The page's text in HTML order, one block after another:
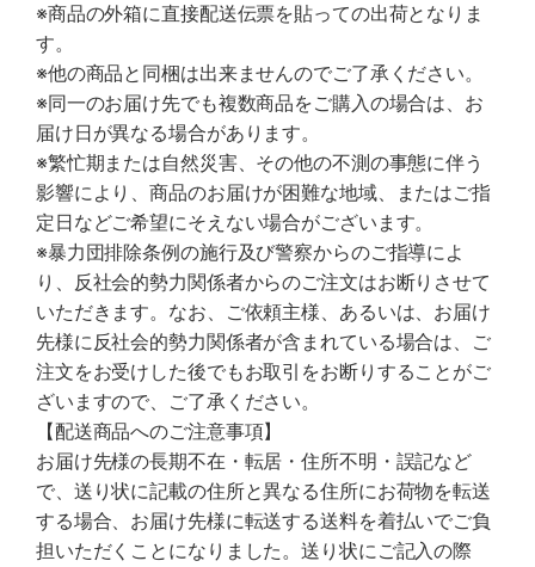
※商品の外箱に直接配送伝票を貼っての出荷となりま
す。
※他の商品と同梱は出来ませんのでご了承ください。
※同一のお届け先でも複数商品をご購入の場合は、お
届け日が異なる場合があります。
※繁忙期または自然災害、その他の不測の事態に伴う
影響により、商品のお届けが困難な地域、またはご指
定日などご希望にそえない場合がございます。
※暴力団排除条例の施行及び警察からのご指導によ
り、反社会的勢力関係者からのご注文はお断りさせて
いただきます。なお、ご依頼主様、あるいは、お届け
先様に反社会的勢力関係者が含まれている場合は、ご
注文をお受けした後でもお取引をお断りすることがご
ざいますので、ご了承ください。
【配送商品へのご注意事項】
お届け先様の長期不在・転居・住所不明・誤記など
で、送り状に記載の住所と異なる住所にお荷物を転送
する場合、お届け先様に転送する送料を着払いでご負
担いただくことになりました。送り状にご記入の際